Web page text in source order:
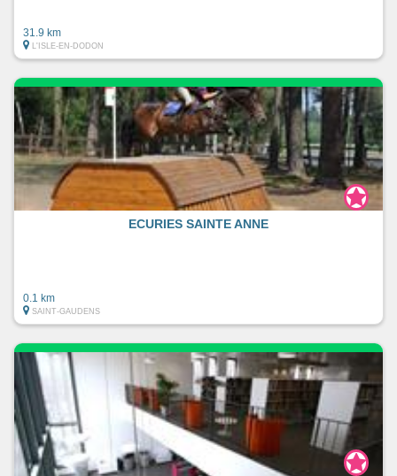
31.9 km
L'ISLE-EN-DODON
ECURIES SAINTE ANNE
0.1 km
SAINT-GAUDENS